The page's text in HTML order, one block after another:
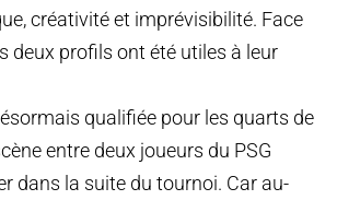
créativité et imprévisibilité. Face
deux profils ont été utiles à leur
qualifiée pour les quarts de
entre deux joueurs du PSG
dans la suite du tournoi. Car au-